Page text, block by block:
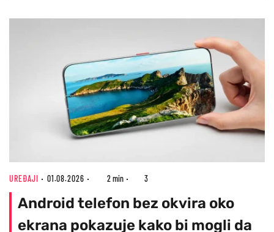
UREĐAJI 01.08.2026 2 min 3
Android telefon bez okvira oko
ekrana pokazuje kako bi mogli da